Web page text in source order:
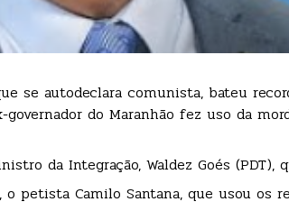
se autodeclara comunista, bateu
do Maranhão fez uso da
da Integração, Waldez Goés
petista Camilo Santana, que usou os